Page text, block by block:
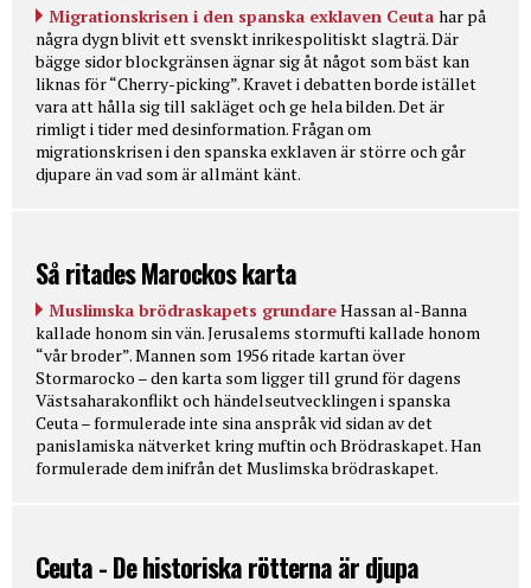
Migrationskrisen i den spanska exklaven Ceuta har på
några dygn blivit ett svenskt inrikespolitiskt slagträ. Där
bägge sidor blockgränsen ägnar sig åt något som bäst kan
liknas för “Cherry-picking”. Kravet i debatten borde istället
vara att hålla sig till sakläget och ge hela bilden. Det är
rimligt i tider med desinformation. Frågan om
migrationskrisen i den spanska exklaven är större och går
djupare än vad som är allmänt känt.
Så ritades Marockos karta
Muslimska brödraskapets grundareHassan al-Banna
kallade honom sin vän. Jerusalems stormufti kallade honom
“vår broder”. Mannen som 1956 ritade kartan över
Stormarocko – den karta som ligger till grund för dagens
Västsaharakonflikt och händelseutvecklingen i spanska
Ceuta – formulerade inte sina anspråk vid sidan av det
panislamiska nätverket kring muftin och Brödraskapet. Han
formulerade dem inifrån det Muslimska brödraskapet.
Ceuta - De historiska rötterna är djupa